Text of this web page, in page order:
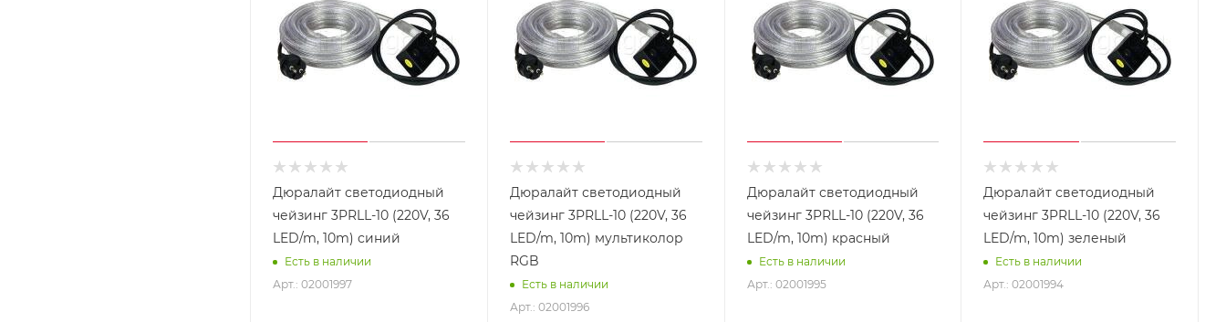
Дюралайт светодиодный
чейзинг 3PRLL-10 (220V, 36
LED/m, 10m) синий
Есть в наличии
Арт.: 02001997
Дюралайт светодиодный
чейзинг 3PRLL-10 (220V, 36
LED/m, 10m) мультиколор
RGB
Есть в наличии
Арт.: 02001996
Дюралайт светодиодный
чейзинг 3PRLL-10 (220V, 36
LED/m, 10m) красный
Есть в наличии
Арт.: 02001995
Дюралайт светодиодный
чейзинг 3PRLL-10 (220V, 36
LED/m, 10m) зеленый
Есть в наличии
Арт.: 02001994